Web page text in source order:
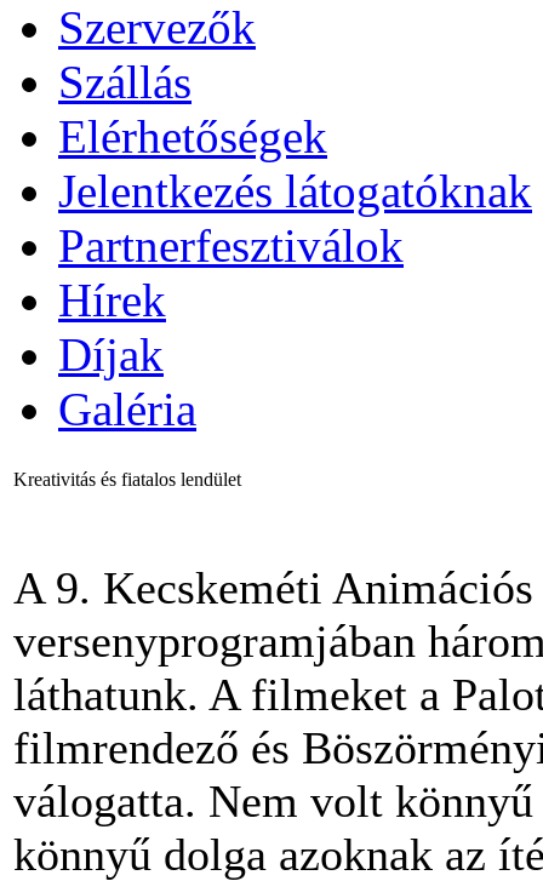
Szervezők
Szállás
Elérhetőségek
Jelentkezés látogatóknak
Partnerfesztiválok
Hírek
Díjak
Galéria
Kreativitás és fiatalos lendület
A 9. Kecskeméti
versenyprogramjában
láthatunk. A filmeket a
filmrendező és
válogatta. Nem volt
könnyű dolga azoknak az